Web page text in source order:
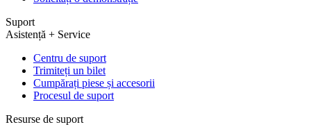
Suport
Asistență + Service
Centru de suport
Trimiteți un bilet
Cumpărați piese și accesorii
Procesul de suport
Resurse de suport